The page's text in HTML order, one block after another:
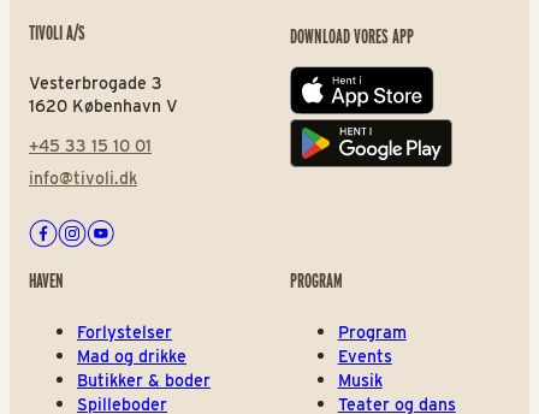
TIVOLI A/S
Vesterbrogade 3
1620 København V
+45 33 15 10 01
info@tivoli.dk
Facebook
Instagram
Youtube
DOWNLOAD VORES APP
App store
Play store
HAVEN
Forlystelser
Mad og drikke
Butikker & boder
Spilleboder
PROGRAM
Program
Events
Musik
Teater og dans